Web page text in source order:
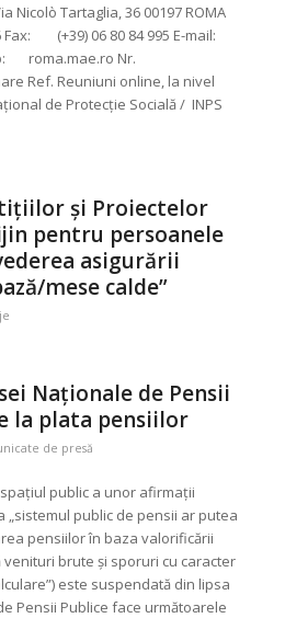
Nicolò Tartaglia, 36 00197 ROMA
(+39) 06 80 84 995 E-mail:
roma.mae.ro Nr.
Ref. Reuniuni online, la nivel
de Protecție Socială / INPS
și Proiectelor
pentru persoanele
asigurării
mese calde”
Naționale de Pensii
la plata pensiilor
de presă
public a unor afirmații
„sistemul public de pensii ar putea
pensiilor în baza valorificării
brute și sporuri cu caracter
este suspendată din lipsa
Pensii Publice face următoarele